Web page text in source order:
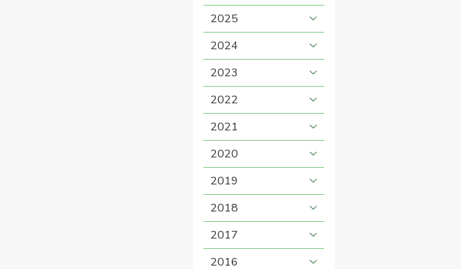
2025
2024
2023
2022
2021
2020
2019
2018
2017
2016